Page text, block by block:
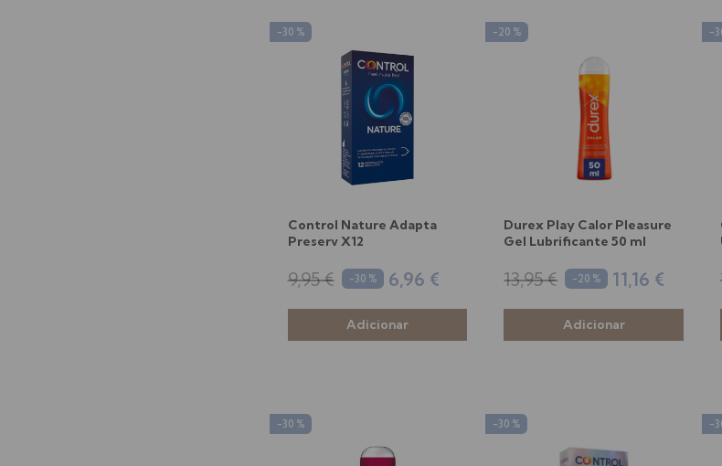
-30 %
Control Nature Adapta
Preserv X12
9,95 € -30 % 6,96 €
-20 %
Durex Play Calor Pleasure
Gel Lubrificante 50 ml
13,95 € -20 % 11,16 €
-
-30 % -30 % -